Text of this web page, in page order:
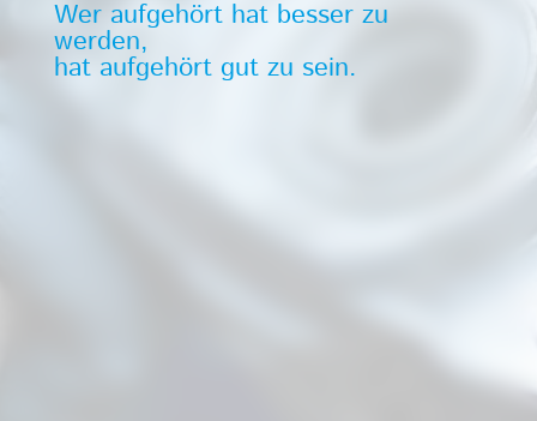
Wer aufgehört hat besser zu
werden,
hat aufgehört gut zu sein.